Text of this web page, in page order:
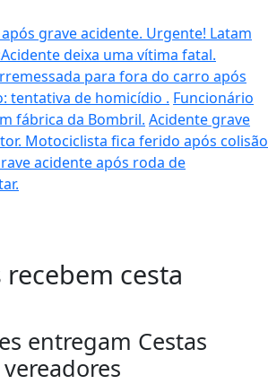
grave acidente. Urgente! Latam
deixa uma vítima fatal.
para fora do carro após
tentativa de homicídio . Funcionário
fábrica da Bombril. Acidente grave
Motociclista fica ferido após colisão
acidente após roda de
cesta
entregam Cestas